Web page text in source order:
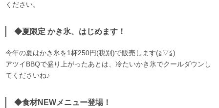
ください。
◆夏限定 かき氷、はじめます！
今年の夏はかき氷を1杯250円(税別)で販売します(≧▽≦)
アツイBBQで盛り上がったあとは、冷たいかき氷でクールダウンし
てくださいね♪
◆食材NEWメニュー登場！